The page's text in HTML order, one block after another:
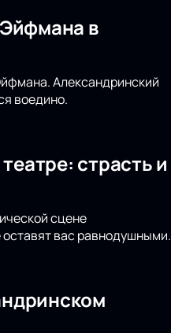
в
Александринский
воедино.
страсть и
сцене
вас равнодушными.